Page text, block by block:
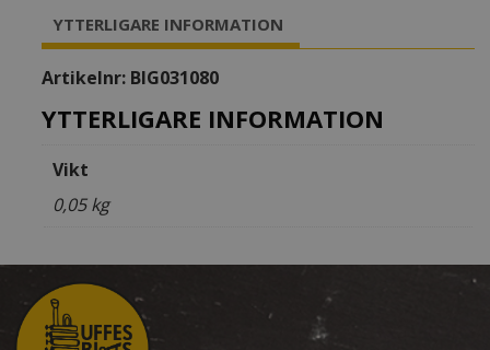
Essklarinett
L8R
mängd
YTTERLIGARE INFORMATION
Artikelnr: BIG031080
YTTERLIGARE INFORMATION
Vikt
0,05 kg